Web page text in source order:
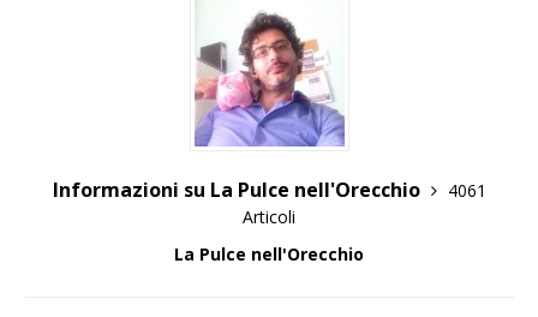
Informazioni su La Pulce nell'Orecchio
4061
Articoli
La Pulce nell'Orecchio